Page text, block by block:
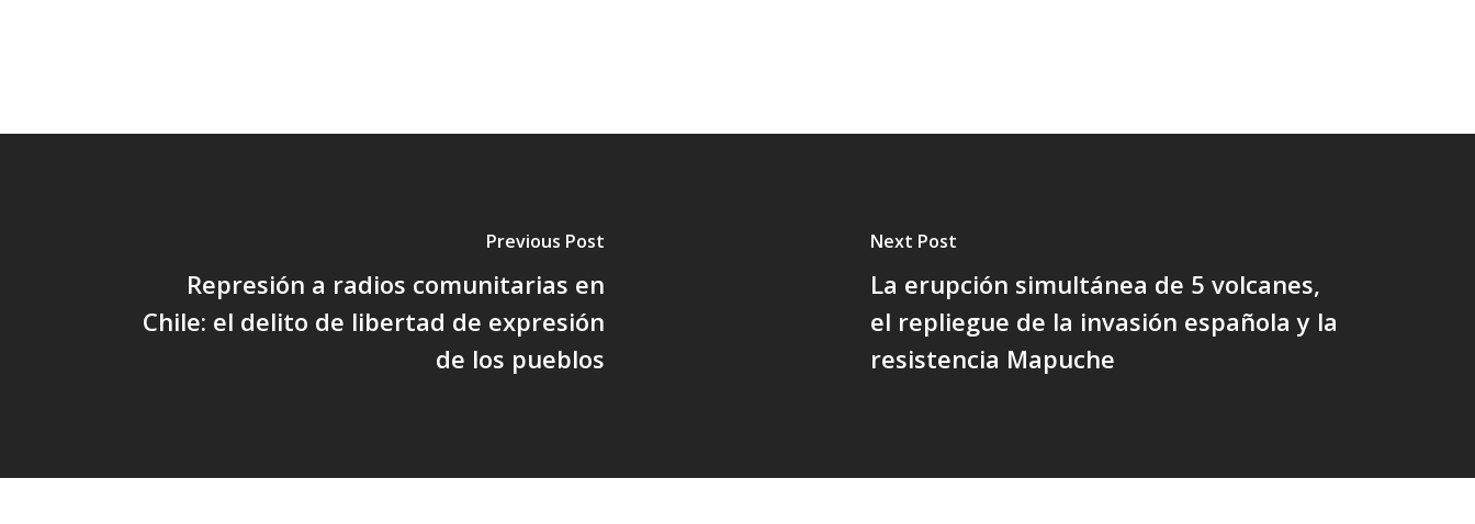
Previous Post
Represión a radios comunitarias en
Chile: el delito de libertad de expresión
de los pueblos
Next Post
La erupción simultánea de 5 volcanes,
el repliegue de la invasión española y la
resistencia Mapuche